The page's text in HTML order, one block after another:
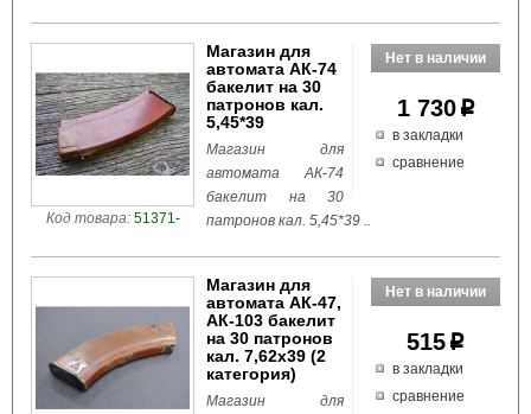
1 730p
в закладки
сравнение
Код товара:51371-
Магазин для
автомата АК-74
бакелит на 30
патронов кал.
5,45*39
Магазин для
автомата АК-74
бакелит на 30
патронов кал. 5,45*39 ..
515 p
в закладки
сравнение
Магазин для
автомата АК-47,
АК-103 бакелит
на 30 патронов
кал. 7,62x39 (2
категория)
Магазин для